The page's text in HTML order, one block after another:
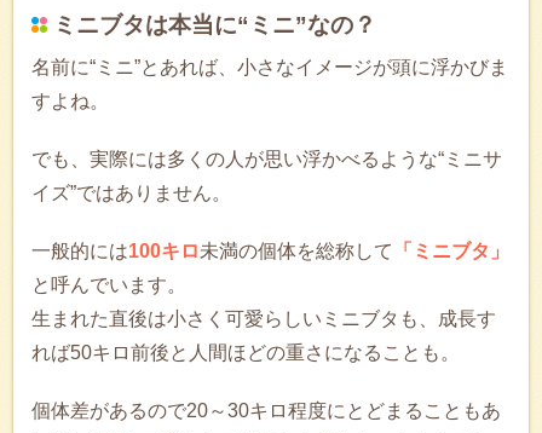
ミニブタは本当に“ミニ”なの？
名前に“ミニ”とあれば、小さなイメージが頭に浮かびま
すよね。
でも、実際には多くの人が思い浮かべるような“ミニサ
イズ”ではありません。
一般的には100キロ未満の個体を総称して
「ミニブタ」
と呼んでいます。
生まれた直後は小さく可愛らしいミニブタも、成長す
れば50キロ前後と人間ほどの重さになることも。
個体差があるので20～30キロ程度にとどまることもあ